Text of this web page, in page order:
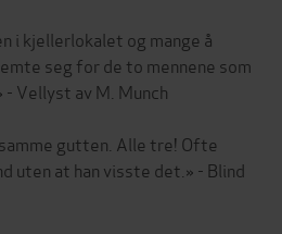
i kjellerlokalet og mange å
seg for de to mennene som
Vellyst av M. Munch
gutten. Alle tre! Ofte
uten at han visste det.» - Blind